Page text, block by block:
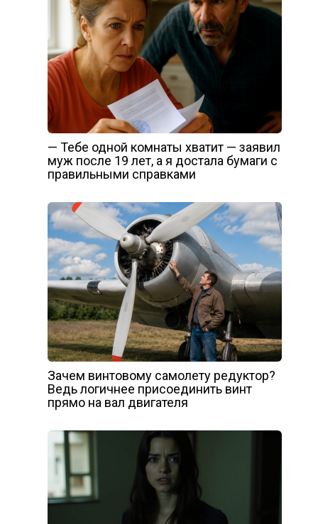
— Тебе одной комнаты хватит — заявил
муж после 19 лет, а я достала бумаги с
правильными справками
Зачем винтовому самолету редуктор?
Ведь логичнее присоединить винт
прямо на вал двигателя